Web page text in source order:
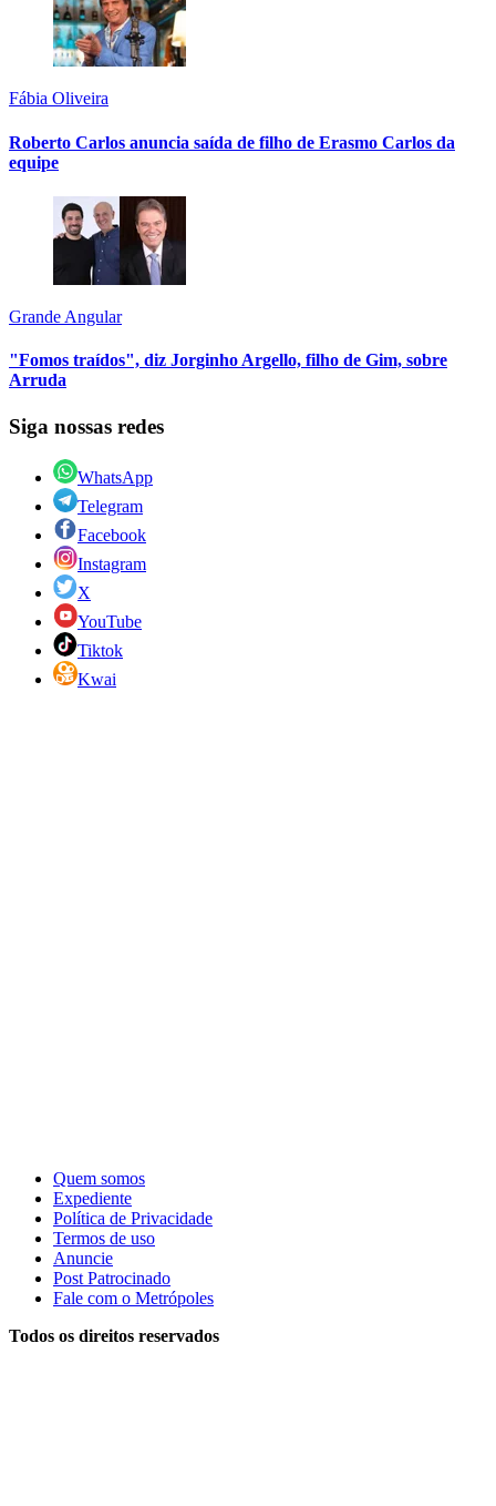
Fábia Oliveira
Roberto Carlos anuncia saída de filho de Erasmo Carlos da
equipe
Grande Angular
"Fomos traídos", diz Jorginho Argello, filho de Gim, sobre
Arruda
Siga nossas redes
WhatsApp
Telegram
Facebook
Instagram
X
YouTube
Tiktok
Kwai
Quem somos
Expediente
Política de Privacidade
Termos de uso
Anuncie
Post Patrocinado
Fale com o Metrópoles
Todos os direitos reservados